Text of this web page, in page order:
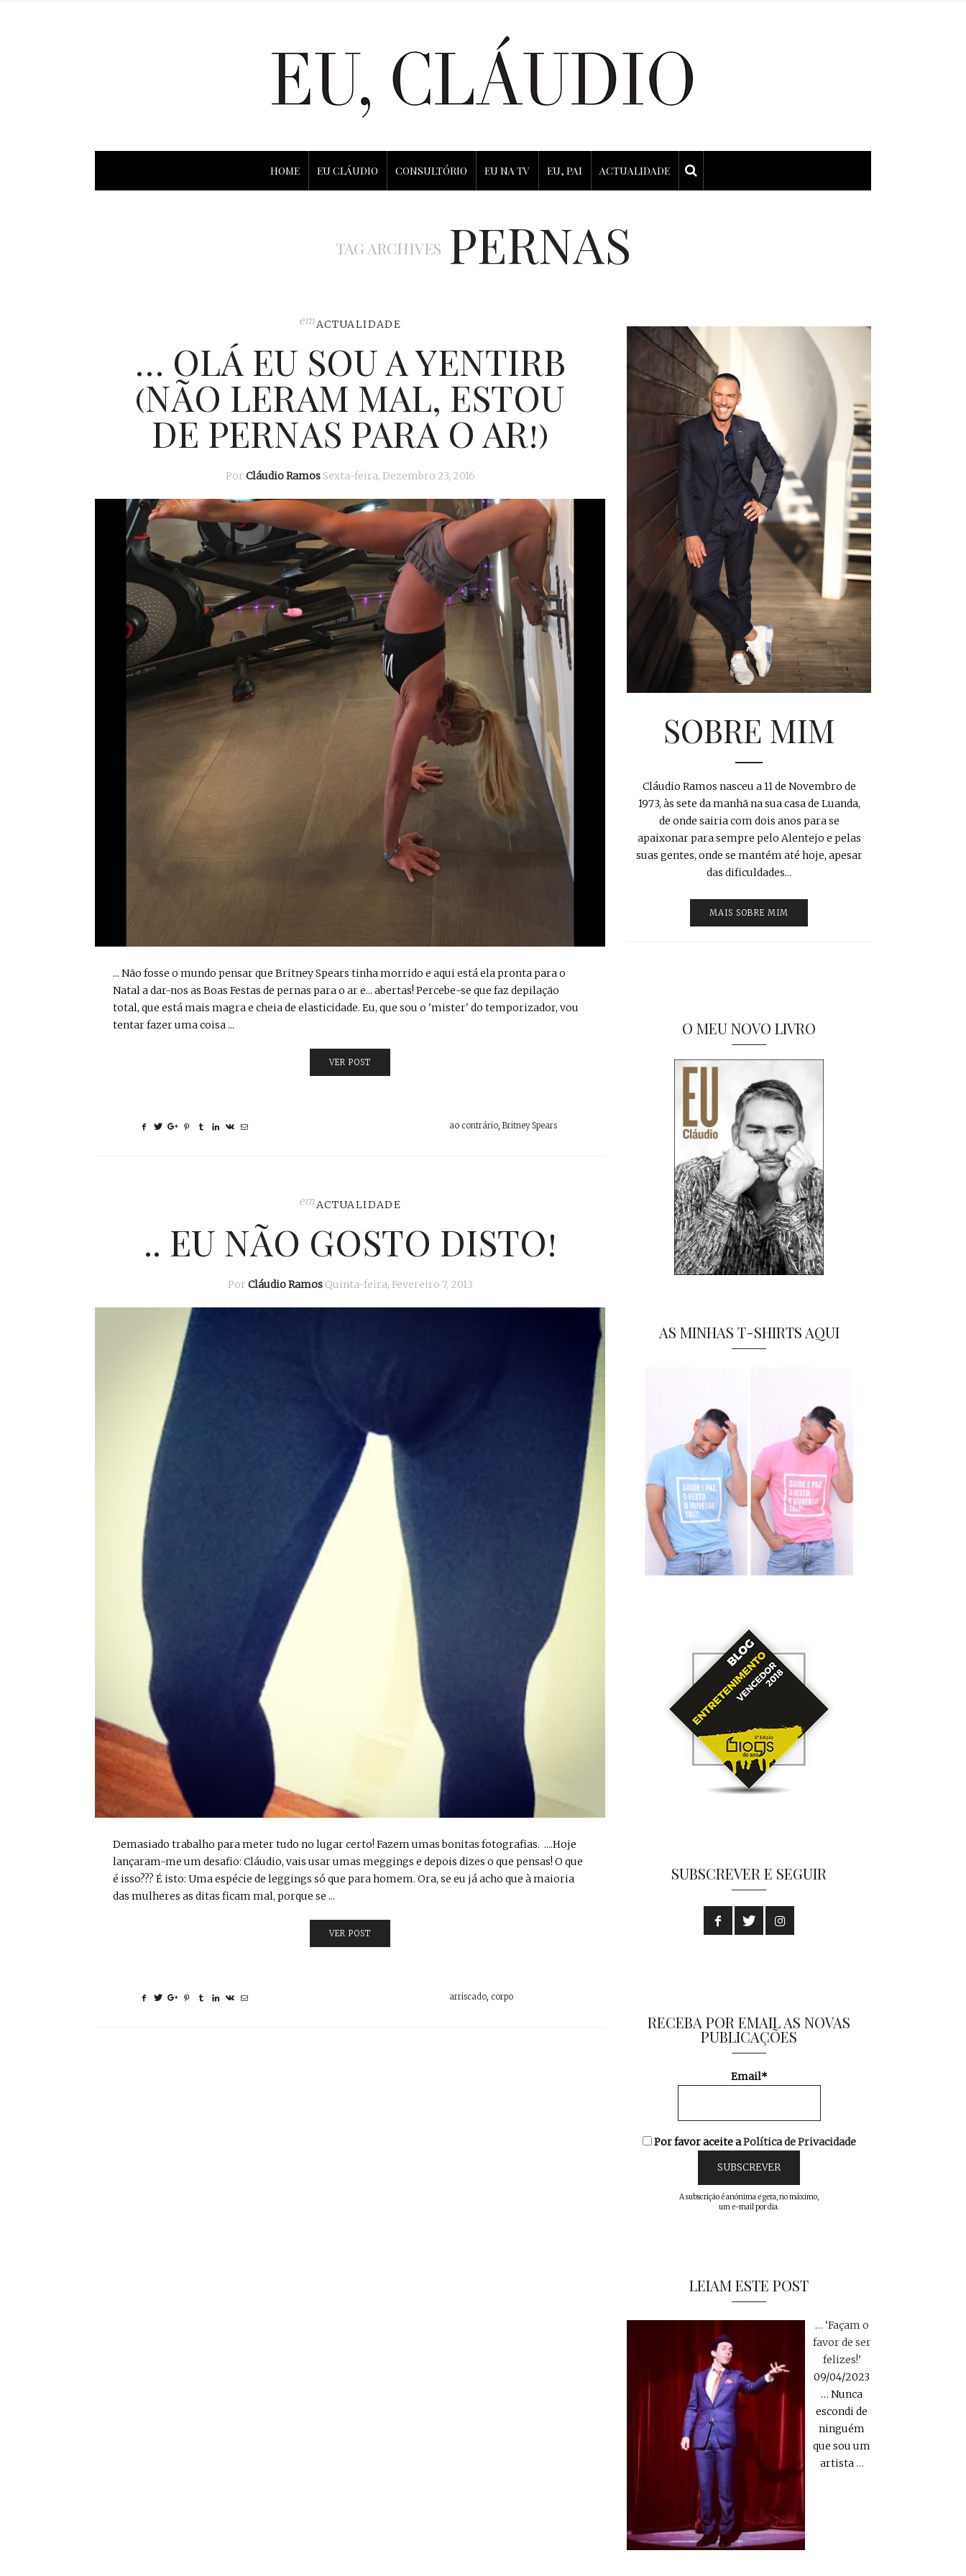
HOME EU CLÁUDIO CONSULTÓRIO EU NA TV EU, PAI ACTUALIDADE
TAG ARCHIVES PERNAS
emACTUALIDADE
… OLÁ EU SOU A YENTIRB
(NÃO LERAM MAL, ESTOU
DE PERNAS PARA O AR!)
Por Cláudio Ramos Sexta-feira, Dezembro 23, 2016
... Não fosse o mundo pensar que Britney Spears tinha morrido e aqui está ela pronta para o
Natal a dar-nos as Boas Festas de pernas para o ar e... abertas! Percebe-se que faz depilação
total, que está mais magra e cheia de elasticidade. Eu, que sou o 'mister' do temporizador, vou
tentar fazer uma coisa ...
VER POST
ao contrário ,Britney Spears
emACTUALIDADE
.. EU NÃO GOSTO DISTO!
Por Cláudio Ramos Quinta-feira, Fevereiro 7, 2013
Demasiado trabalho para meter tudo no lugar certo! Fazem umas bonitas fotografias. ....Hoje
lançaram-me um desafio: Cláudio, vais usar umas meggings e depois dizes o que pensas! O que
é isso??? É isto: Uma espécie de leggings só que para homem. Ora, se eu já acho que à maioria
das mulheres as ditas ficam mal, porque se ...
VER POST
arriscado corpo
SOBRE MIM
Cláudio Ramos nasceu a 11 de Novembro de
1973, às sete da manhã na sua casa de Luanda,
de onde sairia com dois anos para se
apaixonar para sempre pelo Alentejo e pelas
suas gentes, onde se mantém até hoje, apesar
das dificuldades...
MAIS SOBRE MIM
O MEU NOVO LIVRO
AS MINHAS T-SHIRTS AQUI
SUBSCREVER E SEGUIR
RECEBA POR EMAIL AS NOVAS
PUBLICAÇÕES
Email*
Por favor aceite aPolítica de Privacidade
A subscrição é anónima e gera, no máximo,
um e-mail por dia.
LEIAM ESTE POST
… ‘Façam o
favor de ser
felizes!’
09/04/2023
… Nunca
escondi de
ninguém
que sou um
artista…